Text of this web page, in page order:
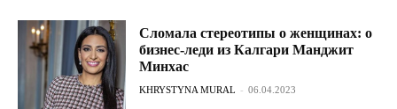
Сломала стереотипы о женщинах: о
бизнес-леди из Калгари Манджит
Минхас
KHRYSTYNA MURAL - 06.04.2023